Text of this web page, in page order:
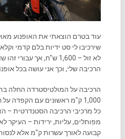
עוד בטרם הוצאתי את האופנוע
שירכיבו לי סט ידיות בלם קדמי
לא זול – 1,600 ש"ח, אך
הרכיבה שלי, וכך אני עושה בכל
הרכיבה על המולטיסטרדה החלה
1,000 ק"מ ראשונים עם הקפדה
כל מרכיבי הרכיבה הסטנדרטית –
מפותלים, עליות, ירידות – העיקר
קבועה לאורך עשרות ק"מ אלא